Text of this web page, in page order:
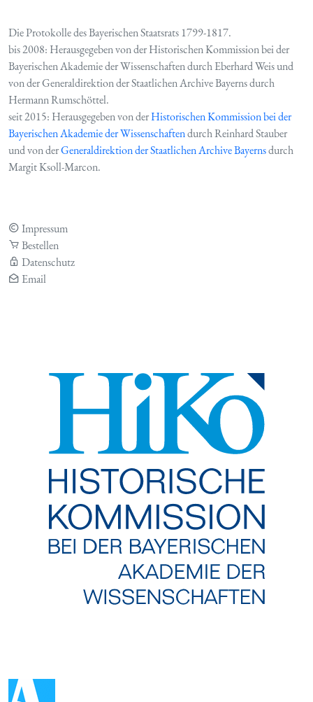
Die Protokolle des Bayerischen Staatsrats 1799-1817.
bis 2008: Herausgegeben von der Historischen Kommission bei der
Bayerischen Akademie der Wissenschaften durch Eberhard Weis und
von der Generaldirektion der Staatlichen Archive Bayerns durch
Hermann Rumschöttel.
seit 2015: Herausgegeben von derHistorischen Kommission bei der
Bayerischen Akademie der Wissenschaftendurch Reinhard Stauber
und von derGeneraldirektion der Staatlichen Archive Bayernsdurch
Margit Ksoll-Marcon.
Impressum
Bestellen
Datenschutz
Email